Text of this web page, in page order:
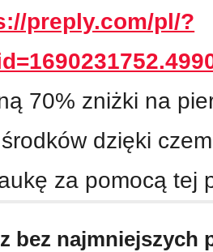
preply.com/pl/?
70% zniżki na
dzięki
za pomocą tej
bez najmniejszych